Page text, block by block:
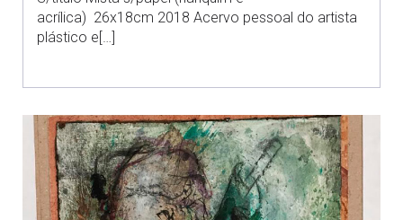
acrílica) 26x18cm 2018 Acervo pessoal do artista
plástico e[…]